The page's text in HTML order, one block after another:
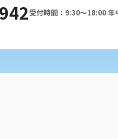
受付時間：9:30〜18:00 年